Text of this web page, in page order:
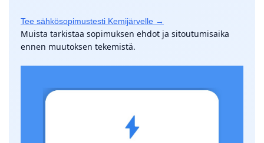
Tee sähkösopimustesti Kemijärvelle →
Muista tarkistaa sopimuksen ehdot ja sitoutumisaika
ennen muutoksen tekemistä.